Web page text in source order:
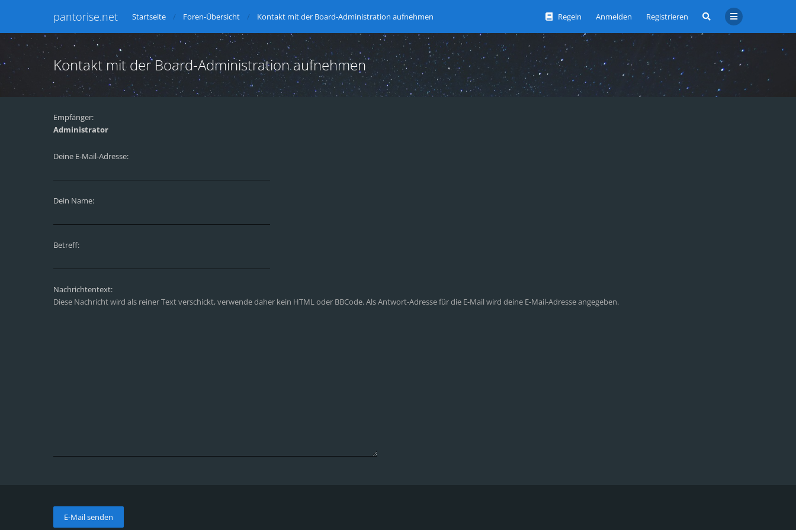
pantorise.net Regeln Anmelden Registrieren
Startseite Foren-Übersicht Kontakt mit der Board-Administration aufnehmen
Kontakt mit der Board-Administration aufnehmen
Empfänger:
Administrator
Deine E-Mail-Adresse:
Dein Name:
Betreff:
Nachrichtentext:
Diese Nachricht wird als reiner Text verschickt, verwende daher kein HTML oder BBCode. Als Antwort-Adresse für die E-Mail wird deine E-Mail-Adresse angegeben.